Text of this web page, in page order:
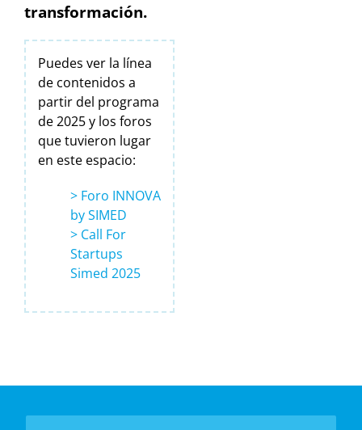
transformación.
Puedes ver la línea
de contenidos a
partir del programa
de 2025 y los foros
que tuvieron lugar
en este espacio:
> Foro INNOVA
by SIMED
> Call For
Startups
Simed 2025